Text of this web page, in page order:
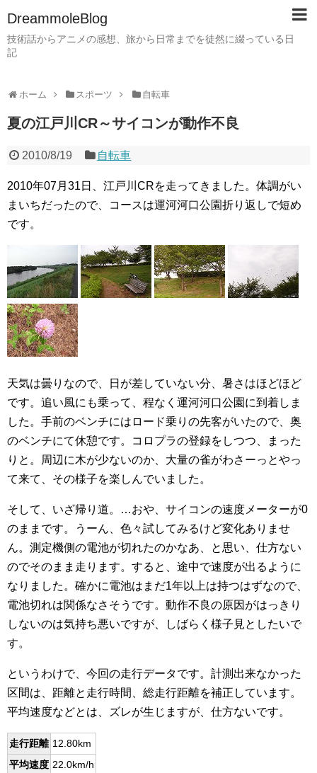
DreammoleBlog
技術話からアニメの感想、旅から日常までを徒然に綴っている日
記
ホーム スポーツ 自転車
夏の江戸川CR～サイコンが動作不良
2010/8/19 自転車
2010年07月31日、江戸川CRを走ってきました。体調がい
まいちだったので、コースは運河河口公園折り返しで短め
です。
天気は曇りなので、日が差していない分、暑さはほどほど
です。追い風にも乗って、程なく運河河口公園に到着しま
した。手前のベンチにはロード乗りの先客がいたので、奥
のベンチにて休憩です。コロプラの登録をしつつ、まった
りと。周辺に木が少ないのか、大量の雀がわさーっとやっ
て来て、その様子を楽しんでいました。
そして、いざ帰り道。…おや、サイコンの速度メーターが0
のままです。うーん、色々試してみるけど変化ありませ
ん。測定機側の電池が切れたのかなあ、と思い、仕方ない
のでそのまま走ります。すると、途中で速度が出るように
なりました。確かに電池はまだ1年以上は持つはずなので、
電池切れは関係なさそうです。動作不良の原因がはっきり
しないのは気持ち悪いですが、しばらく様子見としたいで
す。
というわけで、今回の走行データです。計測出来なかった
区間は、距離と走行時間、総走行距離を補正しています。
平均速度などとは、ズレが生じますが、仕方ないです。
走行距離 12.80km
平均速度 22.0km/h